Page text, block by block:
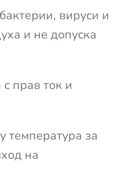
вируси и
и не допуска
прав ток и
температура за
на